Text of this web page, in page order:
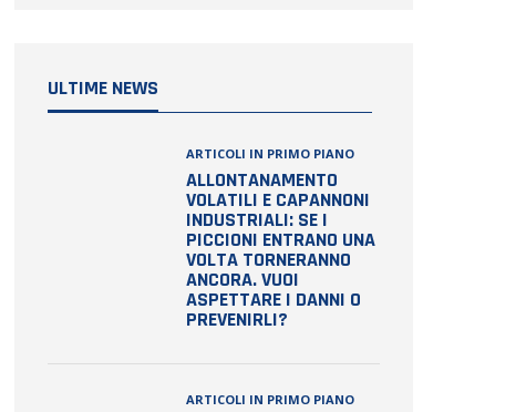
ULTIME NEWS
ARTICOLI IN PRIMO PIANO
ALLONTANAMENTO
VOLATILI E CAPANNONI
INDUSTRIALI: SE I
PICCIONI ENTRANO UNA
VOLTA TORNERANNO
ANCORA. VUOI
ASPETTARE I DANNI O
PREVENIRLI?
ARTICOLI IN PRIMO PIANO